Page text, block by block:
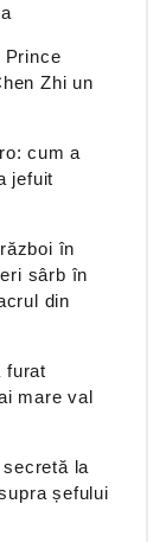
Prince
Zhi un
cum a
jefuit
în
sârb în
din
furat
mare val
la
șefului